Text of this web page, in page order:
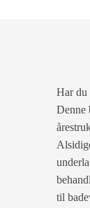
Har du
Denne
til